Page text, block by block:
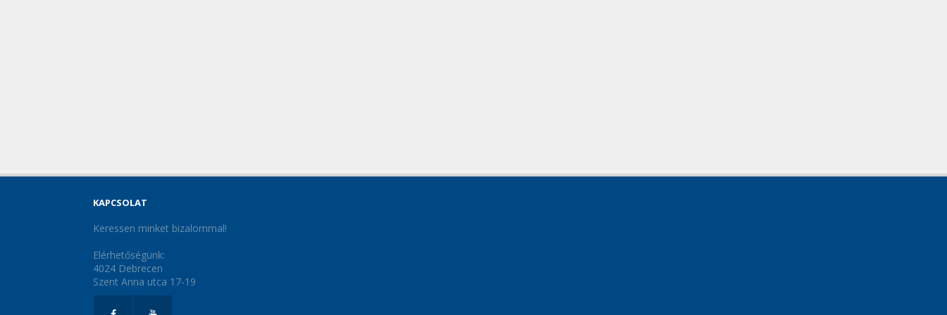
KAPCSOLAT
Keressen minket bizalommal!
Elérhetőségünk:
4024 Debrecen
Szent Anna utca 17-19